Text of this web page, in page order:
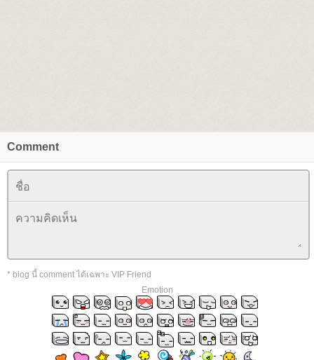
Comment
* blog นี้ comment ได้เฉพาะ VIP Friend
Emotion